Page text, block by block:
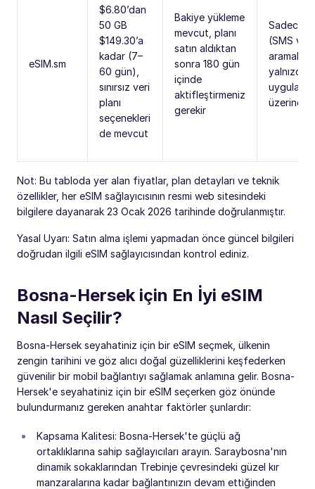
eSIM.sm
$6.80’dan
50 GB
$149.30’a
kadar (7–
60 gün),
sınırsız veri
planı
seçenekleri
de mevcut
Bakiye yükleme
mevcut, planı
satın aldıktan
sonra 180 gün
içinde
aktifleştirmeniz
gerekir
Sadece
(SMS ve
aramalar
yalnızca
Not: Bu tabloda yer alan fiyatlar, plan detayları ve teknik
özellikler, her eSIM sağlayıcısının resmi web sitesindeki
bilgilere dayanarak 23 Ocak 2026 tarihinde doğrulanmıştır.
Yasal Uyarı: Satın alma işlemi yapmadan önce güncel bilgileri
doğrudan ilgili eSIM sağlayıcısından kontrol ediniz.
Bosna-Hersek için En İyi eSIM
Nasıl Seçilir?
Bosna-Hersek seyahatiniz için bir eSIM seçmek, ülkenin
zengin tarihini ve göz alıcı doğal güzelliklerini keşfederken
güvenilir bir mobil bağlantıyı sağlamak anlamına gelir. Bosna-
Hersek'e seyahatiniz için bir eSIM seçerken göz önünde
bulundurmanız gereken anahtar faktörler şunlardır:
Kapsama Kalitesi: Bosna-Hersek'te güçlü ağ
ortaklıklarına sahip sağlayıcıları arayın. Saraybosna'nın
dinamik sokaklarından Trebinje çevresindeki güzel kır
manzaralarına kadar bağlantınızın devam ettiğinden